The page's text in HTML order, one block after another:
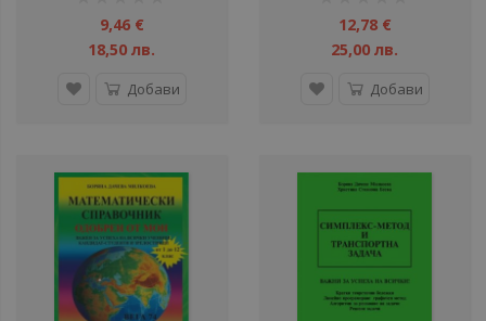
9,46 €
18,50 лв.
Добави
12,78 €
25,00 лв.
Добави